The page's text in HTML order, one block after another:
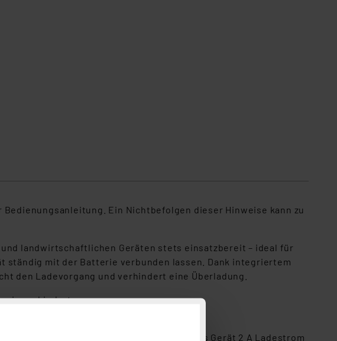
Ein Nichtbefolgen dieser Hinweise kann zu
landwirtschaftlichen Geräten stets einsatzbereit – ideal für
ständig mit der Batterie verbunden lassen. Dank integriertem
den Ladevorgang und verhindert eine Überladung.
verhindert.
mehrerer Batterien. Je Ausgang kann das Gerät 2 A Ladestrom